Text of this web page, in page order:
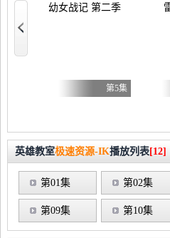
姐才不玩格斗游戏～
幼女战记 第二季
第5集
英雄教室极速资源-IK播放列表[12]
第01集 第02集
第09集 第10集